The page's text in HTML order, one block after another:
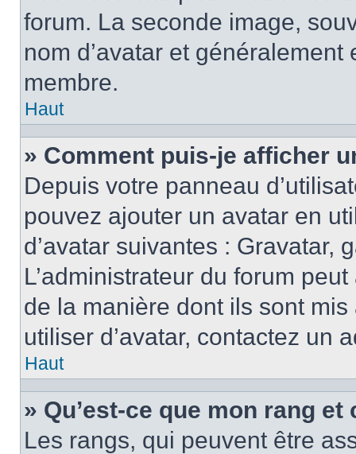
forum. La seconde image,
nom d’avatar et
membre.
Haut
» Comment puis-je afficher
Depuis votre panneau
pouvez ajouter un avatar en
d’avatar suivantes : Gravatar,
L’administrateur du forum
de la manière dont ils sont
utiliser d’avatar, contactez un
Haut
» Qu’est-ce que mon rang
Les rangs, qui peuvent être